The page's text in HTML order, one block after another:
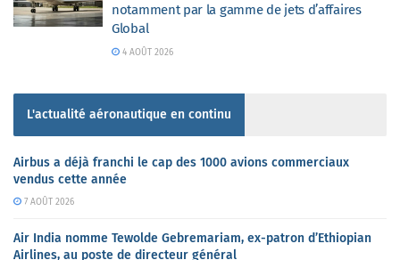
notamment par la gamme de jets d’affaires
Global
4 AOÛT 2026
L'actualité aéronautique en continu
Airbus a déjà franchi le cap des 1000 avions commerciaux
vendus cette année
7 AOÛT 2026
Air India nomme Tewolde Gebremariam, ex-patron d’Ethiopian
Airlines, au poste de directeur général